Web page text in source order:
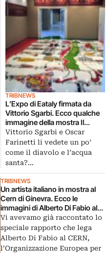
TRIBNEWS
L’Expo di Eataly firmata da
Vittorio Sgarbi. Ecco qualche
immagine della mostra Il
tesoro d’Italia, allestita nel
megapadiglione di Farinetti
Vittorio Sgarbi e Oscar
Farinetti li vedete un po’
come il diavolo e l’acqua
santa?…
TRIBNEWS
Un artista italiano in mostra al
Cern di Ginevra. Ecco le
immagini di Alberto Di Fabio al
CERN: visioni parallele ispirate
alle immagini catturate dal
telescopio Hubble
Vi avevamo già raccontato lo
speciale rapporto che lega
Alberto Di Fabio al CERN,
l’Organizzazione Europea per